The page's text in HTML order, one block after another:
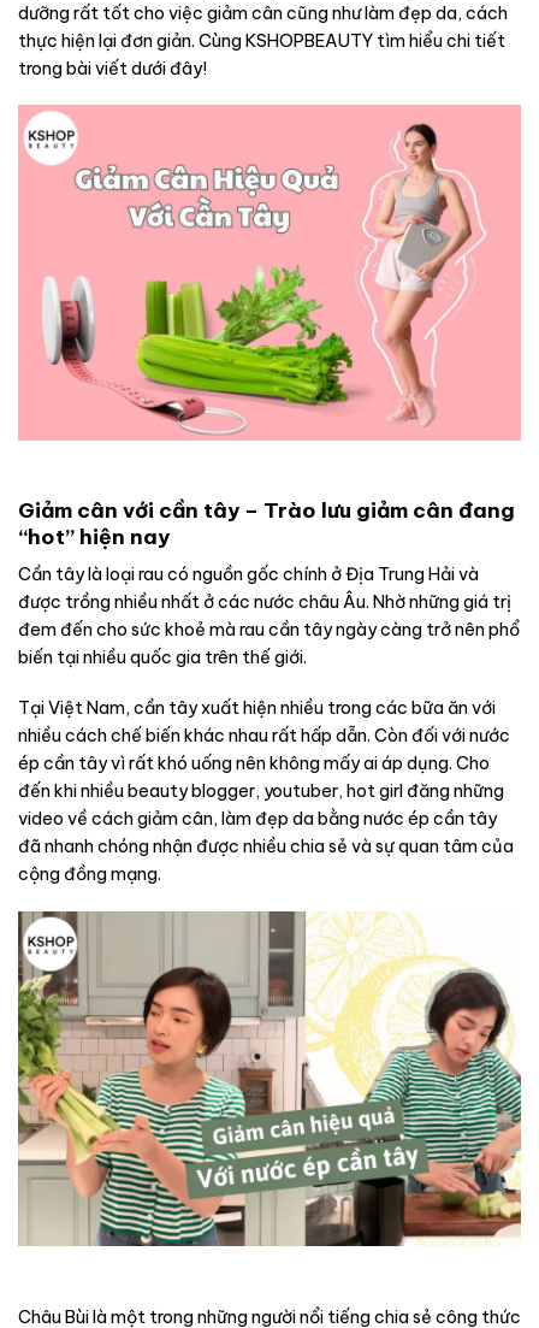
dưỡng rất tốt cho việc giảm cân cũng như làm đẹp da, cách
thực hiện lại đơn giản. Cùng KSHOPBEAUTY tìm hiểu chi tiết
trong bài viết dưới đây!
Giảm cân với cần tây – Trào lưu giảm cân đang
“hot” hiện nay
Cần tây là loại rau có nguồn gốc chính ở Địa Trung Hải và
được trồng nhiều nhất ở các nước châu Âu. Nhờ những giá trị
đem đến cho sức khoẻ mà rau cần tây ngày càng trở nên phổ
biến tại nhiều quốc gia trên thế giới.
Tại Việt Nam, cần tây xuất hiện nhiều trong các bữa ăn với
nhiều cách chế biến khác nhau rất hấp dẫn. Còn đối với nước
ép cần tây vì rất khó uống nên không mấy ai áp dụng. Cho
đến khi nhiều beauty blogger, youtuber, hot girl đăng những
video về cách giảm cân, làm đẹp da bằng nước ép cần tây
đã nhanh chóng nhận được nhiều chia sẻ và sự quan tâm của
cộng đồng mạng.
Châu Bùi là một trong những người nổi tiếng chia sẻ công thức